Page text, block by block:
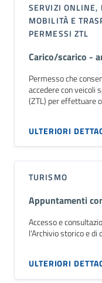
SERVIZI ONLINE,
MOBILITÀ E
PERMESSI ZTL
Carico/scarico -
Permesso che
accedere con veicoli
(ZTL) per effettuare
ULTERIORI
TURISMO
Appuntamenti
Accesso e
l'Archivio storico e di
ULTERIORI